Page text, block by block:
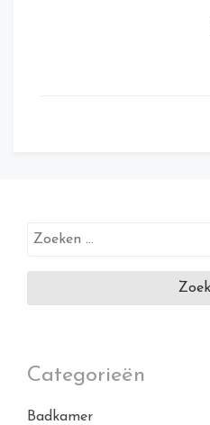
Zoeken
Categorieën
Badkamer